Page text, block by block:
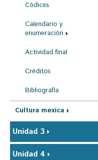
Códices
Calendario y
enumeración
Actividad final
Créditos
Bibliografía
Cultura mexica
Unidad 3
Unidad 4